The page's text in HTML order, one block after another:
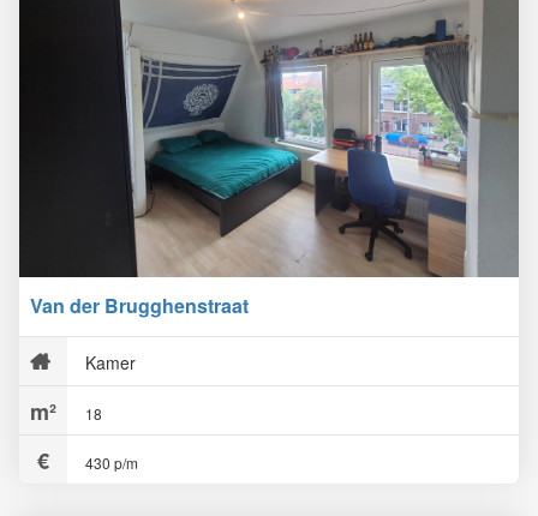
Van der Brugghenstraat
Kamer
18
430 p/m